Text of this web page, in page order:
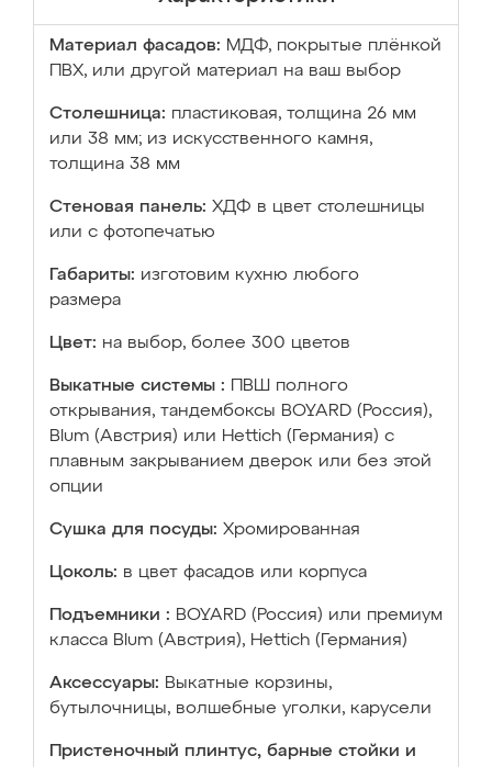
Материал фасадов: МДФ, покрытые плёнкой
ПВХ, или другой материал на ваш выбор
Столешница: пластиковая, толщина 26 мм
или 38 мм; из искусственного камня,
толщина 38 мм
Стеновая панель: ХДФ в цвет столешницы
или с фотопечатью
Габариты: изготовим кухню любого
размера
Цвет: на выбор, более 300 цветов
Выкатные системы :
ПВШ полного
открывания, тандембоксы BOYARD (Россия),
Blum (Австрия) или Hettich (Германия) с
плавным закрыванием дверок или без этой
опции
Сушка для посуды: Хромированная
Цоколь: в цвет фасадов или корпуса
Подъемники : BOYARD (Россия) или премиум
класса Blum (Австрия), Hettich (Германия)
Аксессуары: Выкатные корзины,
бутылочницы, волшебные уголки, карусели
Пристеночный плинтус, барные стойки и